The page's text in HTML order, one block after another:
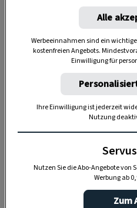
Mit ihren muskulösen,
sanften,
Alle
Werbeeinnahmen sind ein
kostenfreien Angebots.
Einwilligung für
Ihre Einwilligung ist jederzeit
Nutzung
Nutzen Sie die Abo-Angebote von
Werbung ab
Zum